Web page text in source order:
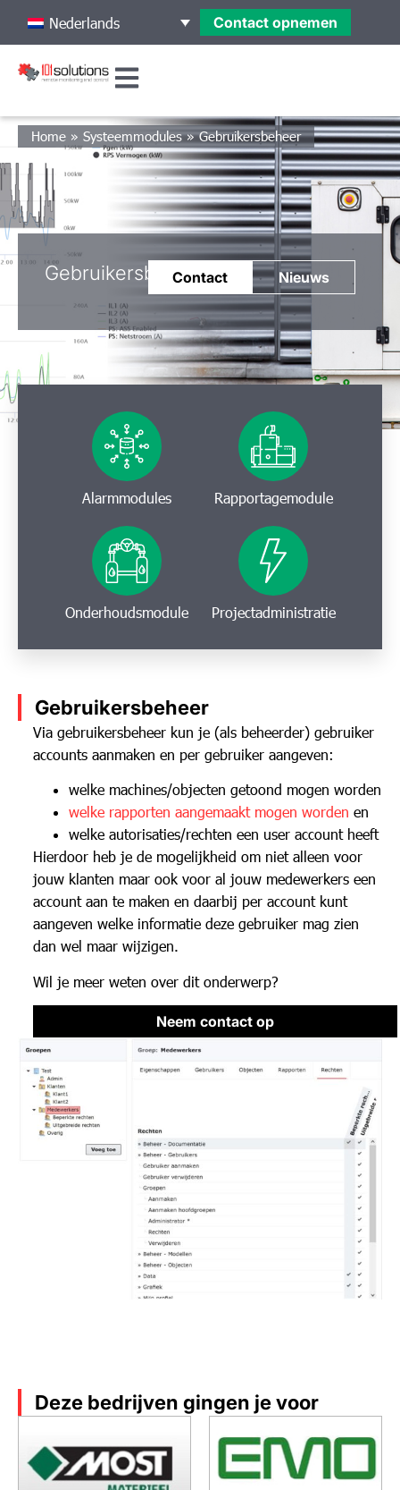
Nederlands Contact opnemen
Home » Systeemmodules»Gebruikersbeheer
Gebruikersbeheer
Contact Nieuws
Alarmmodules Rapportagemodule
Onderhoudsmodule Projectadministratie
Gebruikersbeheer
Via gebruikersbeheer kun je (als beheerder) gebruiker
accounts aanmaken en per gebruiker aangeven:
welke machines/objecten getoond mogen worden
welke rapporten aangemaakt mogen worden en
welke autorisaties/rechten een user account heeft
Hierdoor heb je de mogelijkheid om niet alleen voor
jouw klanten maar ook voor al jouw medewerkers een
account aan te maken en daarbij per account kunt
aangeven welke informatie deze gebruiker mag zien
dan wel maar wijzigen.
Wil je meer weten over dit onderwerp?
Neem contact op
Deze bedrijven gingen je voor